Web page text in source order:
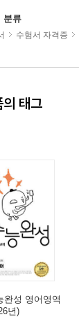
분류
수험서 자격증
의 태그
완성 영어영역
년)